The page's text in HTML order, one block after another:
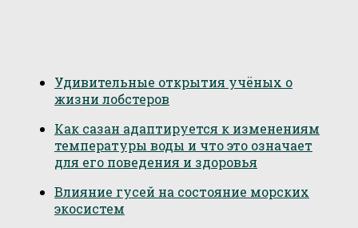
Удивительные открытия учёных о
жизни лобстеров
Как сазан адаптируется к изменениям
температуры воды и что это означает
для его поведения и здоровья
Влияние гусей на состояние морских
экосистем